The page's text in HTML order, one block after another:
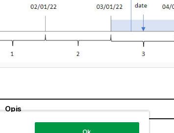
Opis
Data lub znacznik czasu do oszacowania.